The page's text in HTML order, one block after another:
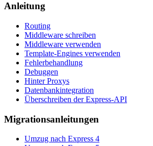
Anleitung
Routing
Middleware schreiben
Middleware verwenden
Template-Engines verwenden
Fehlerbehandlung
Debuggen
Hinter Proxys
Datenbankintegration
Überschreiben der Express-API
Migrationsanleitungen
Umzug nach Express 4